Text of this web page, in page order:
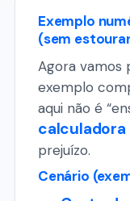
Exemplo
(sem
Agora vamos
exemplo
aqui não é
calculadora
prejuízo.
Cenário